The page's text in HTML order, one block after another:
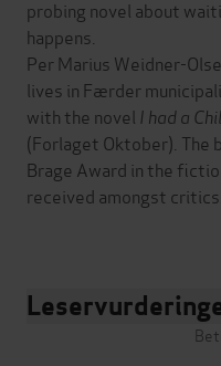
probing novel about
happens.
Per Marius Weidner-
lives in Færder
with the novel I had a
(Forlaget Oktober). The
Brage Award in the
received amongst critics.